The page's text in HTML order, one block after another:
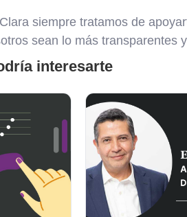
siempre tratamos de
sean lo más transparentes
interesarte